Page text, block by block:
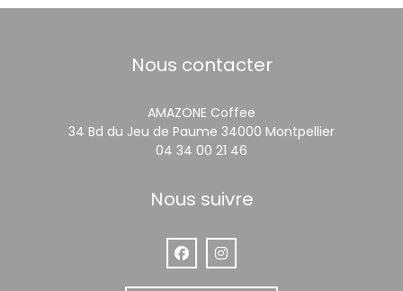
Nous contacter
AMAZONE Coffee
34 Bd du Jeu de Paume 34000 Montpellier((ouvre
04 34 00 21 46
Nous suivre
Facebook ((ouvre une nouvelle
Instagram ((ouvre une